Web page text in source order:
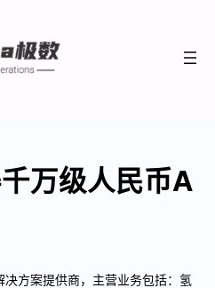
万级人民币A
方案提供商，主营业务包括：氢